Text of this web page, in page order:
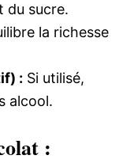
du sucre.
la richesse
: Si utilisé,
alcool.
: